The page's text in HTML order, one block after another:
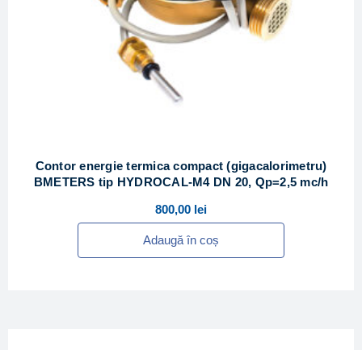
Contor energie termica compact (gigacalorimetru)
BMETERS tip HYDROCAL-M4 DN 20, Qp=2,5 mc/h
800,00 lei
Adaugă în coș